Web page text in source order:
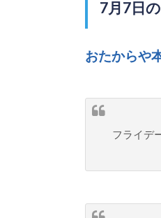
7月7日
おたからや
フライデ